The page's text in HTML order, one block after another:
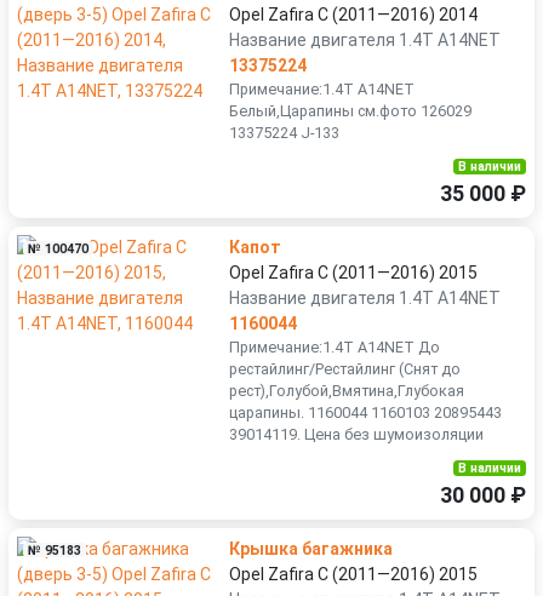
Opel Zafira C (2011—2016) 2014
Название двигателя 1.4T A14NET
13375224
Примечание:1.4T A14NET
Белый,Царапины см.фото 126029
13375224 J-133
В наличии
35 000 ₽
№ 100470
Капот
Opel Zafira C (2011—2016) 2015
Название двигателя 1.4T A14NET
1160044
Примечание:1.4T A14NET До
рестайлинг/Рестайлинг (Снят до
рест),Голубой,Вмятина,Глубокая
царапины. 1160044 1160103 20895443
39014119. Цена без шумоизоляции
В наличии
30 000 ₽
№ 95183
Крышка багажника
Opel Zafira C (2011—2016) 2015